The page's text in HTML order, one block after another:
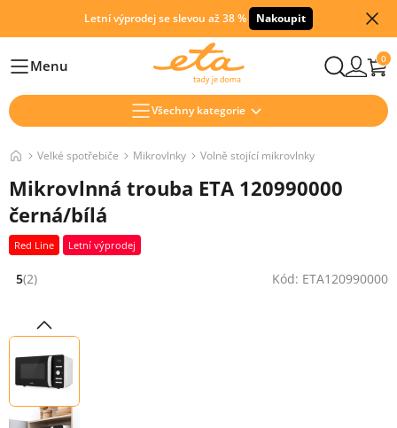
Letní výprodej se slevou až 38 % Nakoupit
HlavníMenu 0
Všechny kategorie
Velké spotřebiče Mikrovlnky Volně stojící mikrovlnky
Mikrovlnná trouba ETA 120990000
černá/bílá
Red Line Letní výprodej
Hodnocení: 5 z 5 (2 recenzí)
5(2) Kód: ETA120990000